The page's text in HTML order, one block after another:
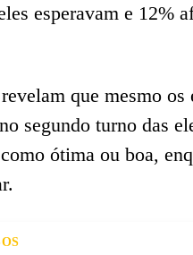
esperavam e 12%
que mesmo
segundo turno das
ótima ou boa,